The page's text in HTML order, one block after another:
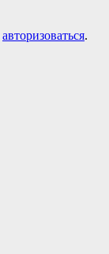
авторизоваться.